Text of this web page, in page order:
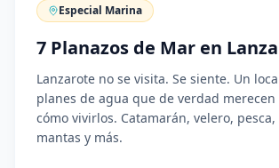
Especial Marina
7 Planazos de Mar en
Lanzarote no se visita. Se siente. Un
planes de agua que de verdad
cómo vivirlos. Catamarán, velero,
mantas y más.